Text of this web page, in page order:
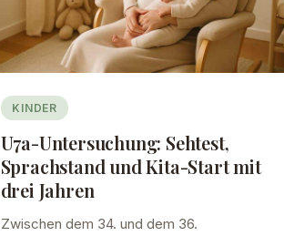
KINDER
U7a-Untersuchung: Sehtest,
Sprachstand und Kita-Start mit
drei Jahren
Zwischen dem 34. und dem 36.